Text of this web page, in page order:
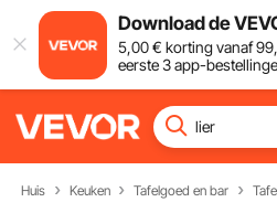
Download de
5,00€ korting vanaf99
eerste 3 app-
Huis Keuken Tafelgoed en bar